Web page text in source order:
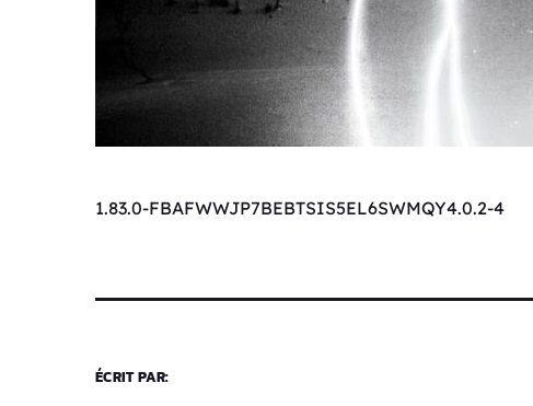
1.83.0-FBAFWWJP7BEBTSIS5EL6SWMQY4.0.2-4
ÉCRIT PAR: